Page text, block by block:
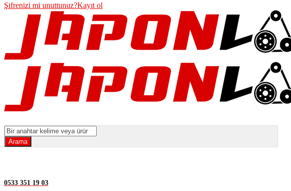
Şifrenizi mi unuttunuz?Kayıt ol
0533 351 19 03